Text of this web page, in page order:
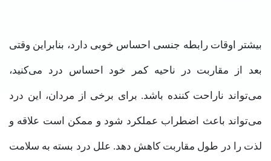
بیشتر اوقات رابطه جنسی احساس خوبی دارد، بنابراین وقتی
بعد از مقاربت در ناحیه کمر خود احساس درد می‌کنید،
می‌تواند ناراحت کننده باشد. برای برخی از مردان، این درد
می‌تواند باعث اضطراب عملکرد شود و ممکن است علاقه و
لذت را در طول مقاربت کاهش دهد. علل درد بسته به سلامت